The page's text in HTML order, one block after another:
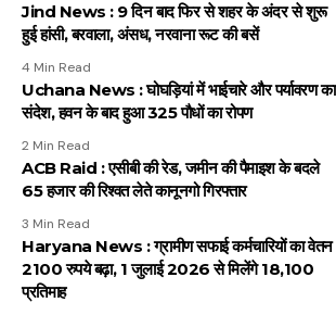
Jind News : 9 दिन बाद फिर से शहर के अंदर से शुरू
हुई हांसी, बरवाला, अंसध, नरवाना रूट की बसें
4 Min Read
Uchana News : घोघड़ियां में भाईचारे और पर्यावरण का
संदेश, हवन के बाद हुआ 325 पौधों का रोपण
2 Min Read
ACB Raid : एसीबी की रेड, जमीन की पैमाइश के बदले
65 हजार की रिश्वत लेते कानूनगो गिरफ्तार
3 Min Read
Haryana News : ग्रामीण सफाई कर्मचारियों का वेतन
2100 रुपये बढ़ा, 1 जुलाई 2026 से मिलेंगे 18,100
प्रतिमाह